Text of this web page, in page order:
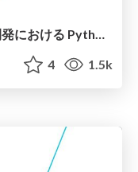
ウォンテッドリーのプロダクト開発における Python の開発・運用環境
4 1.5k